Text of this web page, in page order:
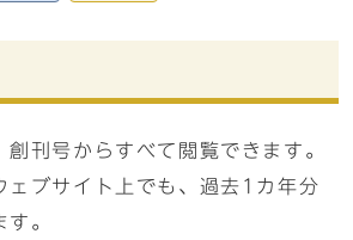
創刊号からすべて閲覧できます。
ェブサイト上でも、過去1カ年分
。